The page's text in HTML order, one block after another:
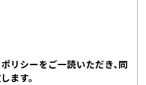
リシーをご一読いただき､同
ます。